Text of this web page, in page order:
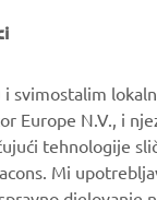
i svimostalim
Europe N.V., i
tehnologije
Mi